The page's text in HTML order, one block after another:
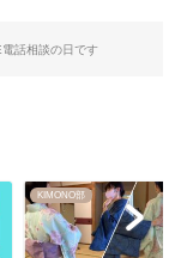
話相談の日です
KIMONO部